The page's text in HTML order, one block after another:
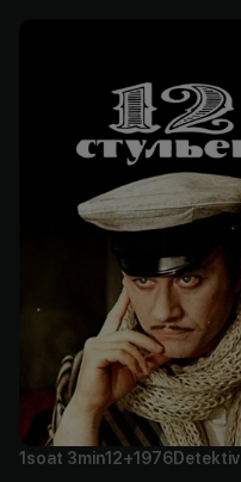
1soat 3min12+1976Detektiv